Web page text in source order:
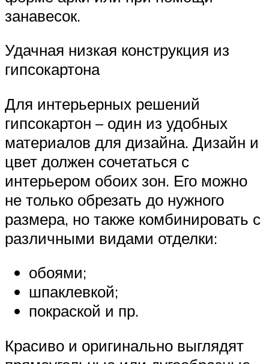
занавесок.
Удачная низкая конструкция из
гипсокартона
Для интерьерных решений
гипсокартон – один из удобных
материалов для дизайна. Дизайн и
цвет должен сочетаться с
интерьером обоих зон. Его можно
не только обрезать до нужного
размера, но также комбинировать с
различными видами отделки:
обоями;
шпаклевкой;
покраской и пр.
Красиво и оригинально выглядят